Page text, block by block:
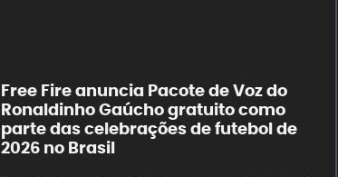
Free Fire anuncia Pacote de Voz do
Ronaldinho Gaúcho gratuito como
parte das celebrações de futebol de
2026 no Brasil